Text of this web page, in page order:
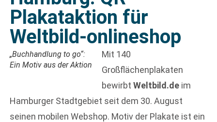
Plakataktion für
Weltbild-onlineshop
„Buchhandlung to go“:
Ein Motiv aus der Aktion
Mit 140
Großflächenplakaten
bewirbt Weltbild.de im
Hamburger Stadtgebiet seit dem 30. August
seinen mobilen Webshop. Motiv der Plakate ist ein